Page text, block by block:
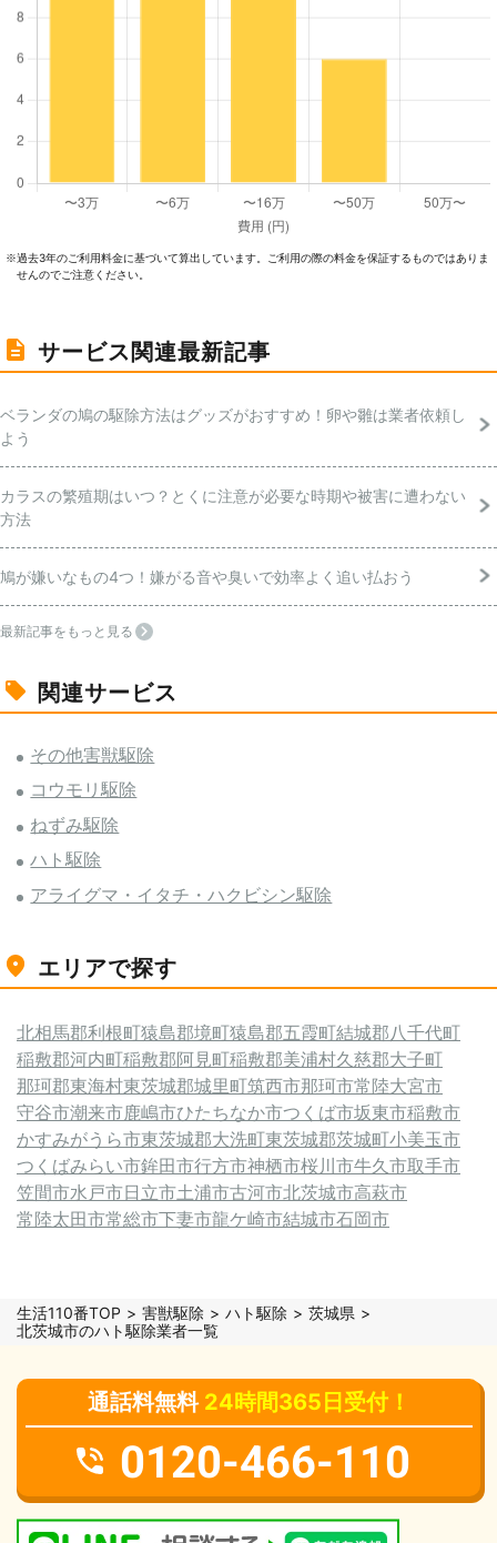
※過去3年のご利⽤料⾦に基づいて算出しています。ご利⽤の際の料⾦を保証するものではありま
せんのでご注意ください。
サービス関連最新記事
ベランダの鳩の駆除方法はグッズがおすすめ！卵や雛は業者依頼し
よう
カラスの繁殖期はいつ？とくに注意が必要な時期や被害に遭わない
方法
鳩が嫌いなもの4つ！嫌がる音や臭いで効率よく追い払おう
最新記事をもっと見る
関連サービス
その他害獣駆除
コウモリ駆除
ねずみ駆除
ハト駆除
アライグマ・イタチ・ハクビシン駆除
エリアで探す
北相馬郡利根町猿島郡境町猿島郡五霞町結城郡八千代町
稲敷郡河内町稲敷郡阿見町稲敷郡美浦村久慈郡大子町
那珂郡東海村東茨城郡城里町筑西市那珂市常陸大宮市
守谷市潮来市鹿嶋市ひたちなか市つくば市坂東市稲敷市
かすみがうら市東茨城郡大洗町東茨城郡茨城町小美玉市
つくばみらい市鉾田市行方市神栖市桜川市牛久市取手市
笠間市水戸市日立市土浦市古河市北茨城市高萩市
常陸太田市常総市下妻市龍ケ崎市結城市石岡市
生活110番TOP 害獣駆除 ハト駆除
茨城県
北茨城市のハト駆除業者一覧
通話料無料 24時間365日受付！
0120-466-110